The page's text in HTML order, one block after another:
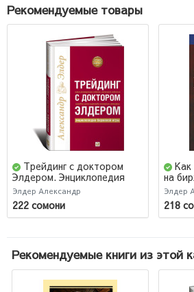
Рекомендуемые товары
Трейдинг с доктором
Элдером. Энциклопедия
биржевой игры (Трейдинг)
Элдер Александр
222 сомони
Как
на
Элдер
218
Рекомендуемые книги из этой